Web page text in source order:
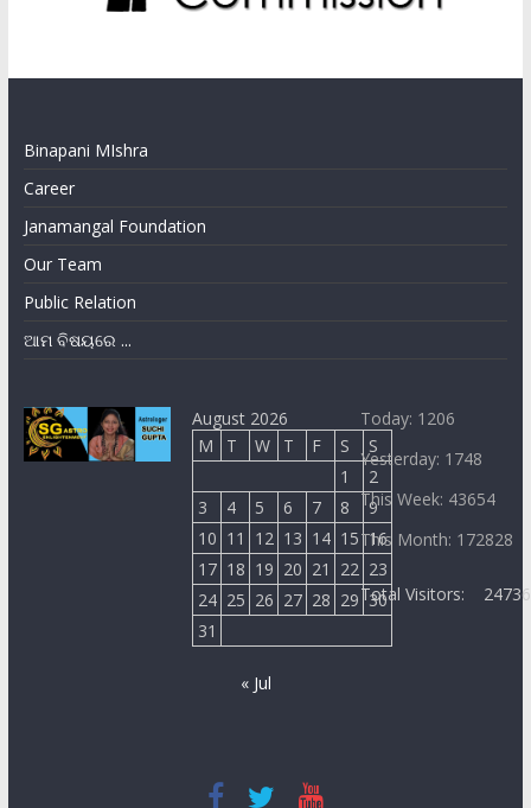
Binapani MIshra
Career
Janamangal Foundation
Our Team
Public Relation
ଆମ ବିଷୟରେ ...
August 2026
M
T W T F S
S
1
2
3
4 5 6 7 8
9
10 11 12 13 14 15 16
17 18 19 20 21 22 23
24 25 26 27 28 29 30
31
« Jul
Today: 1206
Yesterday: 1748
This Week: 43654
This Month: 172828
Total Visitors: